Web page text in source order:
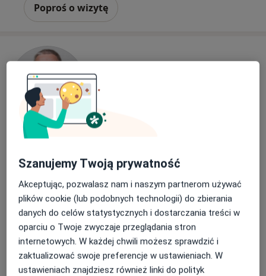
Poproś o wizytę
dr n. med. Bartłomiej Matłosz
Internista, Nefrolog·Więcej
44 opinie
Adres Online 1 Online 2
Al. Zjednoczenia 36, Warszawa •Mapa
Centrum Medyczne Damiana Al. Zjednoczenia 36
Konsultacja internistyczna
Szanujemy Twoją prywatność
Akceptując, pozwalasz nam i naszym partnerom używać
plików cookie (lub podobnych technologii) do zbierania
danych do celów statystycznych i dostarczania treści w
oparciu o Twoje zwyczaje przeglądania stron
internetowych. W każdej chwili możesz sprawdzić i
zaktualizować swoje preferencje w ustawieniach. W
ustawieniach znajdziesz również linki do polityk